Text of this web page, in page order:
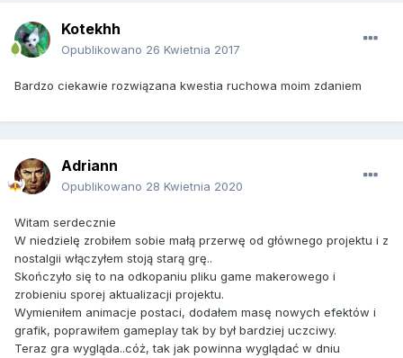
Kotekhh
Opublikowano 26 Kwietnia 2017
Bardzo ciekawie rozwiązana kwestia ruchowa moim zdaniem
Adriann
Opublikowano 28 Kwietnia 2020
Witam serdecznie
W niedzielę zrobiłem sobie małą przerwę od głównego projektu i z
nostalgii włączyłem stoją starą grę..
Skończyło się to na odkopaniu pliku game makerowego i
zrobieniu sporej aktualizacji projektu.
Wymieniłem animacje postaci, dodałem masę nowych efektów i
grafik, poprawiłem gameplay tak by był bardziej uczciwy.
Teraz gra wygląda..cóż, tak jak powinna wyglądać w dniu